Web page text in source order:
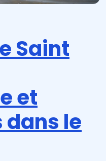
Saint
et
le